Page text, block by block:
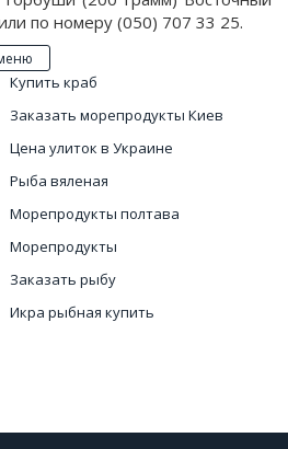
по номеру (050) 707 33 25.
Купить краб
Заказать морепродукты Киев
Цена улиток в Украине
Рыба вяленая
Морепродукты полтава
Морепродукты
Заказать рыбу
Икра рыбная купить